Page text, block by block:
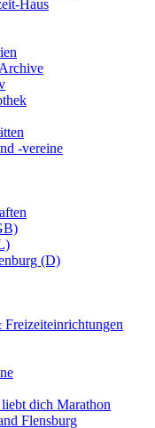
Haus
-vereine
(D)
Freizeiteinrichtungen
dich Marathon
Flensburg